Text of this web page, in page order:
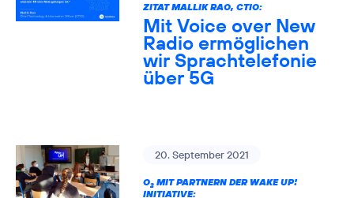
ZITAT MALLIK RAO, CTIO:
Mit Voice over New
Radio ermöglichen
wir Sprachtelefonie
über 5G
20. September 2021
O2MIT PARTNERN DER WAKE UP!
INITIATIVE: